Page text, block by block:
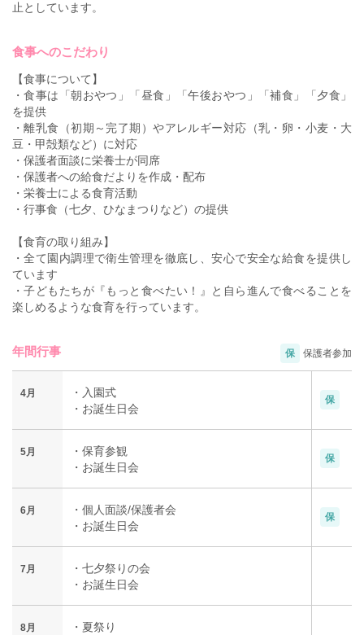
止としています。
食事へのこだわり
【食事について】
・食事は「朝おやつ」「昼食」「午後おやつ」「補食」「夕食」
を提供
・離乳食（初期～完了期）やアレルギー対応（乳・卵・小麦・大
豆・甲殻類など）に対応
・保護者面談に栄養士が同席
・保護者への給食だよりを作成・配布
・栄養士による食育活動
・行事食（七夕、ひなまつりなど）の提供
【食育の取り組み】
・全て園内調理で衛生管理を徹底し、安心で安全な給食を提供し
ています
・子どもたちが『もっと食べたい！』と自ら進んで食べることを
楽しめるような食育を行っています。
年間行事 保 保護者参加
4月
・入園式
・お誕生日会
保
5月
・保育参観
・お誕生日会
保
6月
・個人面談/保護者会
・お誕生日会
保
7月
・七夕祭りの会
・お誕生日会
8月
・夏祭り